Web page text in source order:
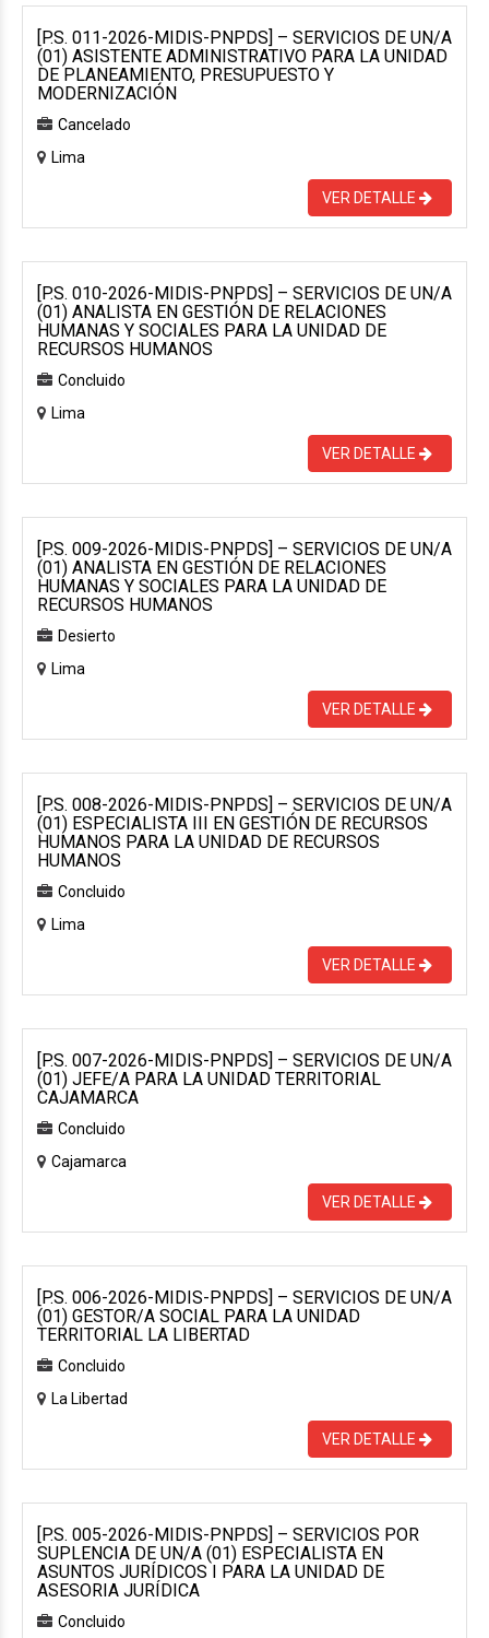
[P.S. 011-2026-MIDIS-PNPDS] – SERVICIOS DE UN/A
(01) ASISTENTE ADMINISTRATIVO PARA LA UNIDAD
DE PLANEAMIENTO, PRESUPUESTO Y
MODERNIZACIÓN
Cancelado
Lima
VER DETALLE
[P.S. 010-2026-MIDIS-PNPDS] – SERVICIOS DE UN/A
(01) ANALISTA EN GESTIÓN DE RELACIONES
HUMANAS Y SOCIALES PARA LA UNIDAD DE
RECURSOS HUMANOS
Concluido
Lima
VER DETALLE
[P.S. 009-2026-MIDIS-PNPDS] – SERVICIOS DE UN/A
(01) ANALISTA EN GESTIÓN DE RELACIONES
HUMANAS Y SOCIALES PARA LA UNIDAD DE
RECURSOS HUMANOS
Desierto
Lima
VER DETALLE
[P.S. 008-2026-MIDIS-PNPDS] – SERVICIOS DE UN/A
(01) ESPECIALISTA III EN GESTIÓN DE RECURSOS
HUMANOS PARA LA UNIDAD DE RECURSOS
HUMANOS
Concluido
Lima
VER DETALLE
[P.S. 007-2026-MIDIS-PNPDS] – SERVICIOS DE UN/A
(01) JEFE/A PARA LA UNIDAD TERRITORIAL
CAJAMARCA
Concluido
Cajamarca
VER DETALLE
[P.S. 006-2026-MIDIS-PNPDS] – SERVICIOS DE UN/A
(01) GESTOR/A SOCIAL PARA LA UNIDAD
TERRITORIAL LA LIBERTAD
Concluido
La Libertad
VER DETALLE
[P.S. 005-2026-MIDIS-PNPDS] – SERVICIOS POR
SUPLENCIA DE UN/A (01) ESPECIALISTA EN
ASUNTOS JURÍDICOS I PARA LA UNIDAD DE
ASESORIA JURÍDICA
Concluido